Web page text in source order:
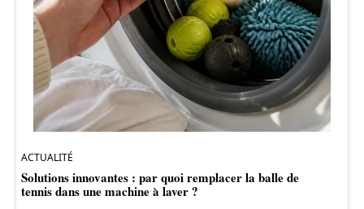
ACTUALITÉ
Solutions innovantes : par quoi remplacer la balle de
tennis dans une machine à laver ?